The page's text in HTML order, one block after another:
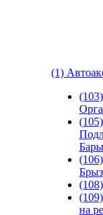
(1)
(105)
Бары
(106)
на